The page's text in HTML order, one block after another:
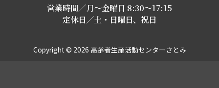
営業時間／月～金曜日 8:30〜17:15
定休日／土・日曜日、祝日
Copyright © 2026 高齢者生産活動センターさとみ